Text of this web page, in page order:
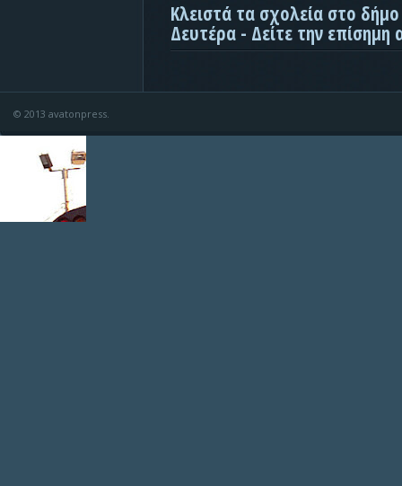
Κλειστά τα σχολεία στο
Δευτέρα - Δείτε την επίσημη
© 2013 avatonpress.